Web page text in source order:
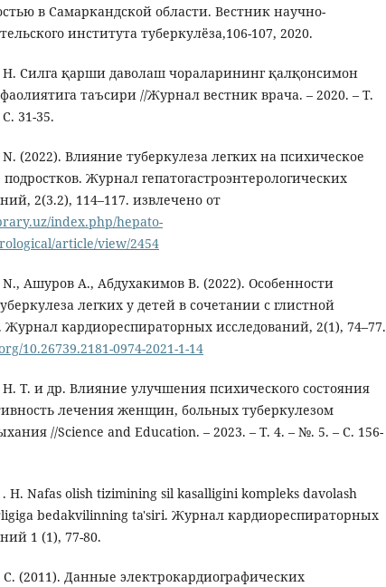
в Самаркандской области. Вестник научно-
института туберкулёза,106-107, 2020.
Силга қарши даволаш чораларининг қалқонсимон
таъсири //Журнал вестник врача. – 2020. – Т.
31-35.
(2022). Влияние туберкулеза легких на психическое
подростков. Журнал гепатогастроэнтерологических
2(3.2), 114–117. извлечено от
index.php/hepato-
article/view/2454
Ашуров A., Абдухакимов B. (2022). Особенности
легких у детей в сочетании с глистной
Журнал кардиореспираторных исследований, 2(1), 74–77.
10.26739.2181-0974-2021-1-14
Т. и др. Влияние улучшения психического состояния
лечения женщин, больных туберкулезом
//Science and Education. – 2023. – Т. 4. – №. 5. – С. 156-
Н. Nafas olish tizimining sil kasalligini kompleks davolash
bedakvilinning ta'siri. Журнал кардиореспираторных
1 (1), 77-80.
(2011). Данные электрокардиографических